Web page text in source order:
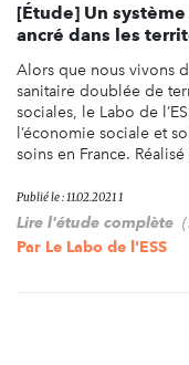
[Étude] Un
ancré dans les
Alors que nous vivons
sanitaire doublée de
sociales, le Labo de
l’économie sociale et
soins en France.
Publié le : 11.02.2021 1
Lire l'étude complète
Par Le Labo de l'ESS